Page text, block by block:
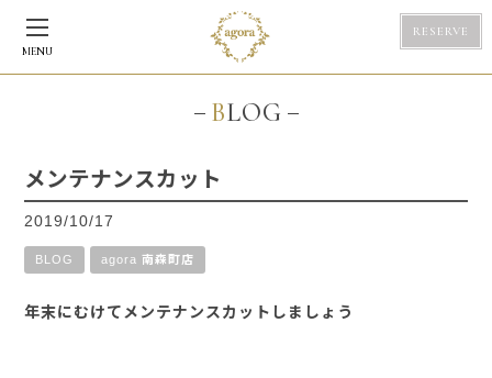
MENU
RESERVE
BLOG
メンテナンスカット
2019/10/17
BLOG agora 南森町店
年末にむけてメンテナンスカットしましょう